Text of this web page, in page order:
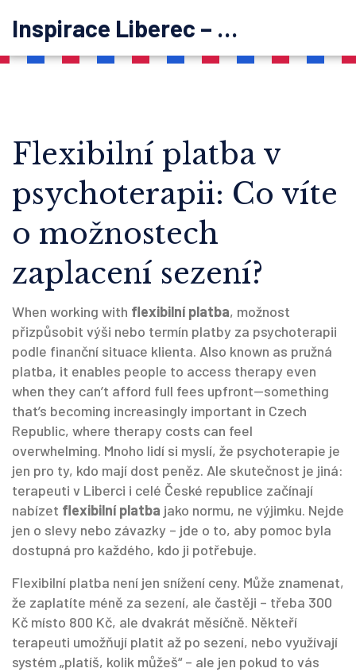
Inspirace Liberec – psychoterapie
Flexibilní platba v
psychoterapii: Co víte
o možnostech
zaplacení sezení?
When working with flexibilní platba, možnost
přizpůsobit výši nebo termín platby za psychoterapii
podle finanční situace klienta. Also known as pružná
platba, it enables people to access therapy even
when they can’t afford full fees upfront—something
that’s becoming increasingly important in Czech
Republic, where therapy costs can feel
overwhelming. Mnoho lidí si myslí, že psychoterapie je
jen pro ty, kdo mají dost peněz. Ale skutečnost je jiná:
terapeuti v Liberci i celé České republice začínají
nabízet flexibilní platba jako normu, ne výjimku. Nejde
jen o slevy nebo závazky – jde o to, aby pomoc byla
dostupná pro každého, kdo ji potřebuje.
Flexibilní platba není jen snížení ceny. Může znamenat,
že zaplatíte méně za sezení, ale častěji – třeba 300
Kč místo 800 Kč, ale dvakrát měsíčně. Někteří
terapeuti umožňují platit až po sezení, nebo využívají
systém „platíš, kolik můžeš“ – ale jen pokud to vás